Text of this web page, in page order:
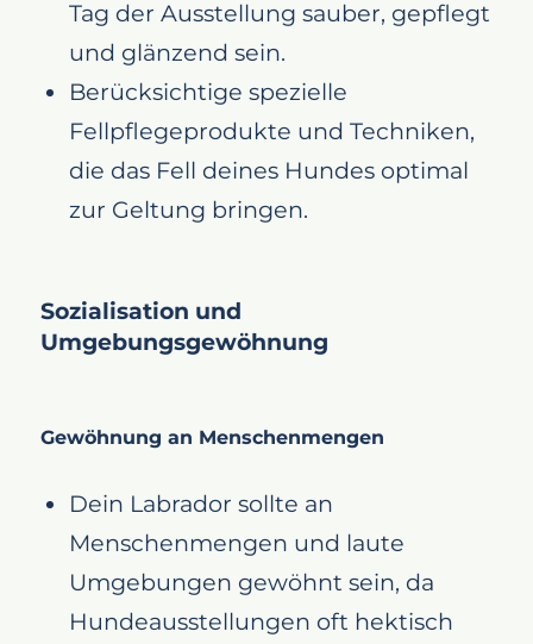
Tag der Ausstellung sauber, gepflegt
und glänzend sein.
Berücksichtige spezielle
Fellpflegeprodukte und Techniken,
die das Fell deines Hundes optimal
zur Geltung bringen.
Sozialisation und
Umgebungsgewöhnung
Gewöhnung an Menschenmengen
Dein Labrador sollte an
Menschenmengen und laute
Umgebungen gewöhnt sein, da
Hundeausstellungen oft hektisch